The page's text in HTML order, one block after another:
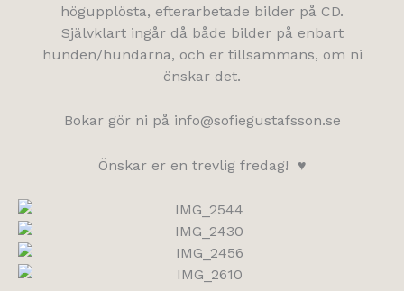
högupplösta, efterarbetade bilder på CD.
Självklart ingår då både bilder på enbart
hunden/hundarna, och er tillsammans, om ni
önskar det.
Bokar gör ni på info@sofiegustafsson.se
Önskar er en trevlig fredag! ♥